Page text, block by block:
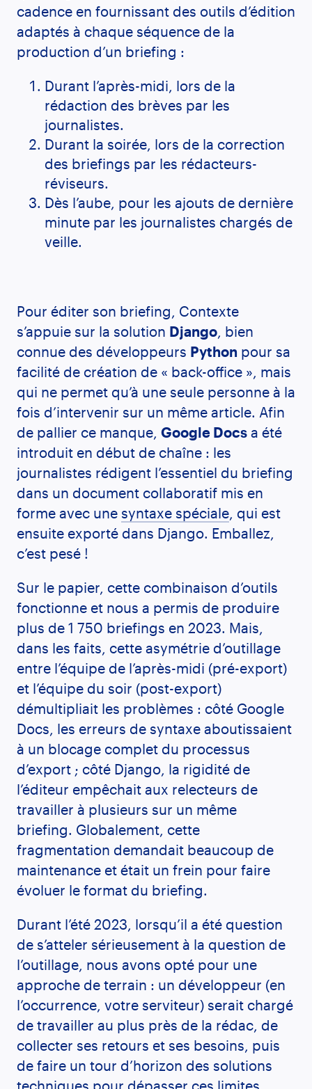
cadence en fournissant des outils d’édition
adaptés à chaque séquence de la
production d’un briefing :
Durant l’après-midi, lors de la
rédaction des brèves par les
journalistes.
Durant la soirée, lors de la correction
des briefings par les rédacteurs-
réviseurs.
Dès l’aube, pour les ajouts de dernière
minute par les journalistes chargés de
veille.
Pour éditer son briefing, Contexte
s’appuie sur la solution Django , bien
connue des développeurs Python pour sa
facilité de création de « back-office », mais
qui ne permet qu’à une seule personne à la
fois d’intervenir sur un même article. Afin
de pallier ce manque, Google Docs a été
introduit en début de chaîne : les
journalistes rédigent l’essentiel du briefing
dans un document collaboratif mis en
forme avec une syntaxe spéciale , qui est
ensuite exporté dans Django. Emballez,
c’est pesé !
Sur le papier, cette combinaison d’outils
fonctionne et nous a permis de produire
plus de 1 750 briefings en 2023. Mais,
dans les faits, cette asymétrie d’outillage
entre l’équipe de l’après-midi (pré-export)
et l’équipe du soir (post-export)
démultipliait les problèmes : côté Google
Docs, les erreurs de syntaxe aboutissaient
à un blocage complet du processus
d’export ; côté Django, la rigidité de
l’éditeur empêchait aux relecteurs de
travailler à plusieurs sur un même
briefing. Globalement, cette
fragmentation demandait beaucoup de
maintenance et était un frein pour faire
évoluer le format du briefing.
Durant l’été 2023, lorsqu’il a été question
de s’atteler sérieusement à la question de
l’outillage, nous avons opté pour une
approche de terrain : un développeur (en
l’occurrence, votre serviteur) serait chargé
de travailler au plus près de la rédac, de
collecter ses retours et ses besoins, puis
de faire un tour d’horizon des solutions
techniques pour dépasser ces limites.